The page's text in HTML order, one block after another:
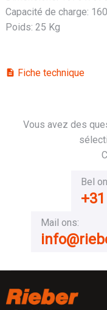
Capacité de charge:
Poids: 25 Kg
description Fiche technique
Vous avez des
Bel
Mail ons: